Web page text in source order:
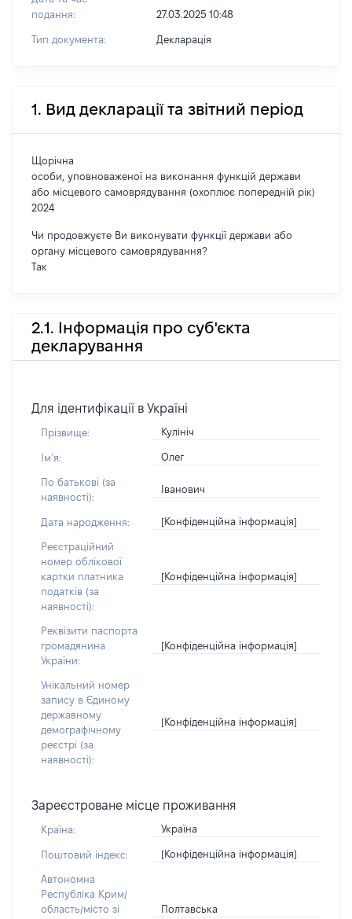
подання:
27.03.2025 10:48
Тип документа: Декларація
1. Вид декларації та звітний період
Щорічна
особи, уповноваженої на виконання функцій держави
або місцевого самоврядування (охоплює попередній рік)
2024
Чи продовжуєте Ви виконувати функції держави або
органу місцевого самоврядування?
Так
2.1. Інформація про суб'єкта
декларування
Для ідентифікації в Україні
Прізвище: Кулініч
Імʼя: Олег
По батькові (за
наявності):
Іванович
Дата народження: [Конфіденційна інформація]
Реєстраційний
номер облікової
картки платника
податків (за
наявності):
[Конфіденційна інформація]
Реквізити паспорта
громадянина
України:
[Конфіденційна інформація]
Унікальний номер
запису в Єдиному
державному
демографічному
реєстрі (за
наявності):
[Конфіденційна інформація]
Зареєстроване місце проживання
Країна: Україна
Поштовий індекс: [Конфіденційна інформація]
Автономна
Республіка Крим/
область/місто зі
Полтавська